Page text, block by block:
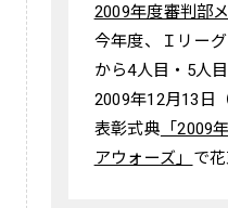
2009年度審判部
今年度、Ｉリー
から4人目・5人
2009年12月13日
表彰式典 「2009
アウォーズ」 で